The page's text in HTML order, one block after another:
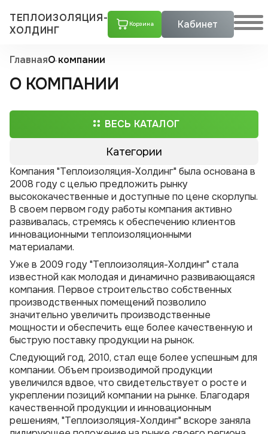
ТЕПЛОИЗОЛЯЦИЯ-
ХОЛДИНГ
Корзина Кабинет
ГлавнаяО компании
О КОМПАНИИ
ВЕСЬ КАТАЛОГ
Категории
Трубы ППУ
Скорлупы ППУ
Тройники стальные с шаровым краном воздушника ППУ
Тройники стальные ППУ
Отводы стальные ППУ
Компания "Теплоизоляция-Холдинг" была основана в
2008 году с целью предложить рынку
высококачественные и доступные по цене скорлупы.
В своем первом году работы компания активно
развивалась, стремясь к обеспечению клиентов
инновационными теплоизоляционными
материалами.
Уже в 2009 году "Теплоизоляция-Холдинг" стала
известной как молодая и динамично развивающаяся
компания. Первое строительство собственных
производственных помещений позволило
значительно увеличить производственные
мощности и обеспечить еще более качественную и
быструю поставку продукции на рынок.
Следующий год, 2010, стал еще более успешным для
компании. Объем производимой продукции
увеличился вдвое, что свидетельствует о росте и
укреплении позиций компании на рынке. Благодаря
качественной продукции и инновационным
решениям, "Теплоизоляция-Холдинг" вскоре заняла